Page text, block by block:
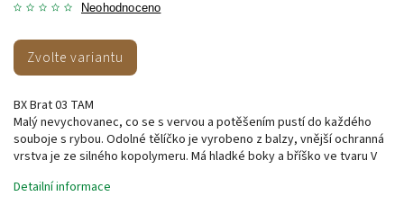
Neohodnoceno
Zvolte variantu
BX Brat 03 TAM
Malý nevychovanec, co se s vervou a potěšením pustí do každého
souboje s rybou. Odolné tělíčko je vyrobeno z balzy, vnější ochranná
vrstva je ze silného kopolymeru. Má hladké boky a bříško ve tvaru V
Detailní informace